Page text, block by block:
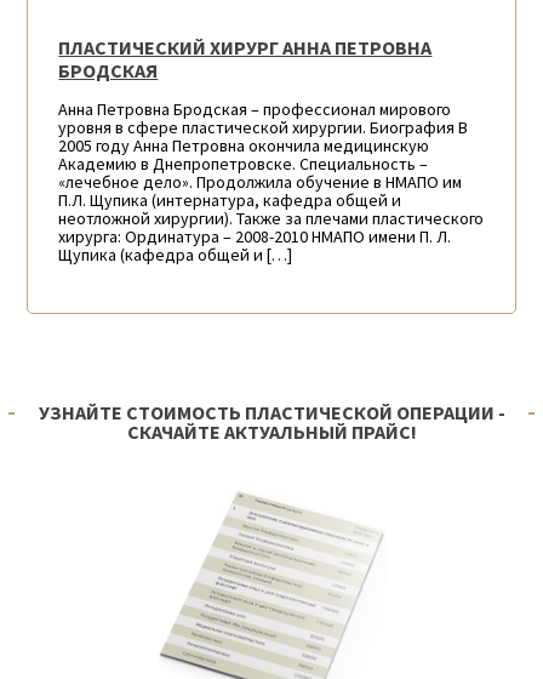
ПЛАСТИЧЕСКИЙ ХИРУРГ АННА ПЕТРОВНА
БРОДСКАЯ
Анна Петровна Бродская – профессионал мирового
уровня в сфере пластической хирургии. Биография В
2005 году Анна Петровна окончила медицинскую
Академию в Днепропетровске. Специальность –
«лечебное дело». Продолжила обучение в НМАПО им
П.Л. Щупика (интернатура, кафедра общей и
неотложной хирургии). Также за плечами пластического
хирурга: Ординатура – 2008-2010 НМАПО имени П. Л.
Щупика (кафедра общей и […]
УЗНАЙТЕ СТОИМОСТЬ ПЛАСТИЧЕСКОЙ ОПЕРАЦИИ -
СКАЧАЙТЕ АКТУАЛЬНЫЙ ПРАЙС!